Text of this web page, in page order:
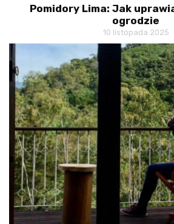
Pomidory Lima: Jak
ogrodzie
10 listopada 2025